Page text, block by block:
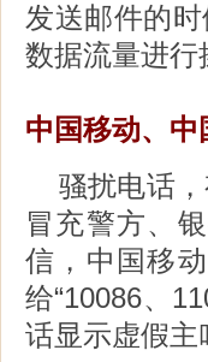
发送邮件的
数据流量进行
中国移动、
骚扰电话
冒充警方、
信，中国移
给“10086、
话显示虚假主